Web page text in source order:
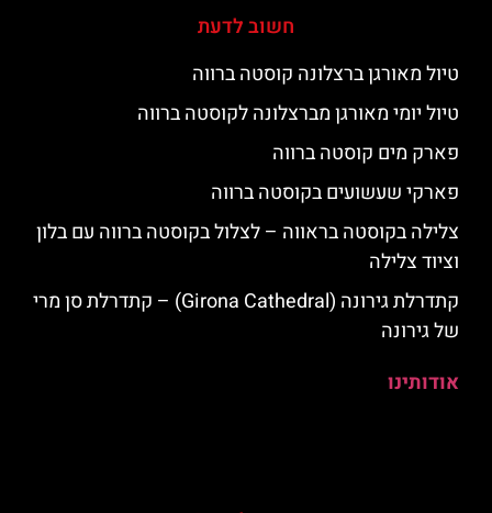
חשוב לדעת
טיול מאורגן ברצלונה קוסטה ברווה
טיול יומי מאורגן מברצלונה לקוסטה ברווה
פארק מים קוסטה ברווה
פארקי שעשועים בקוסטה ברווה
צלילה בקוסטה בראווה – לצלול בקוסטה ברווה עם בלון
וציוד צלילה
קתדרלת גירונה (Girona Cathedral) – קתדרלת סן מרי
של גירונה
אודותינו